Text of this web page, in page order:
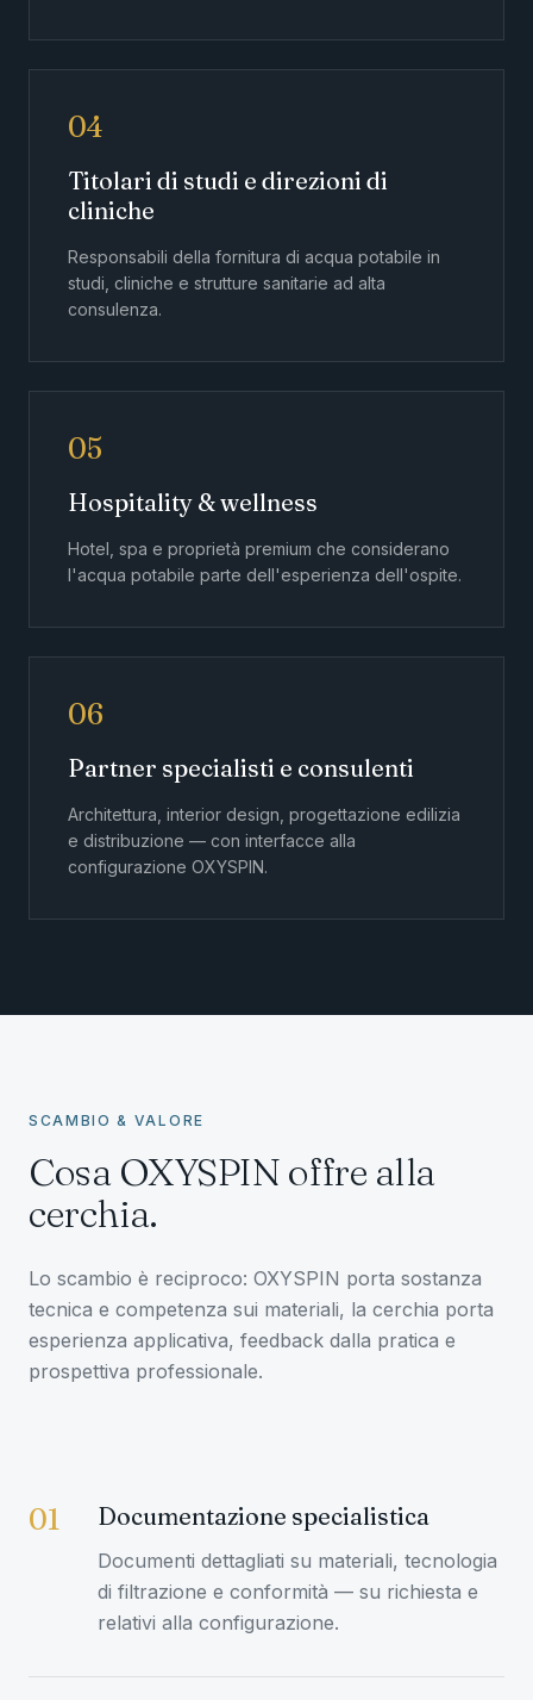
04
Titolari di studi e direzioni di
cliniche
Responsabili della fornitura di acqua potabile in
studi, cliniche e strutture sanitarie ad alta
consulenza.
05
Hospitality & wellness
Hotel, spa e proprietà premium che considerano
l'acqua potabile parte dell'esperienza dell'ospite.
06
Partner specialisti e consulenti
Architettura, interior design, progettazione edilizia
e distribuzione — con interfacce alla
configurazione OXYSPIN.
SCAMBIO & VALORE
Cosa OXYSPIN offre alla
cerchia.
Lo scambio è reciproco: OXYSPIN porta sostanza
tecnica e competenza sui materiali, la cerchia porta
esperienza applicativa, feedback dalla pratica e
prospettiva professionale.
01 Documentazione specialistica
Documenti dettagliati su materiali, tecnologia
di filtrazione e conformità — su richiesta e
relativi alla configurazione.